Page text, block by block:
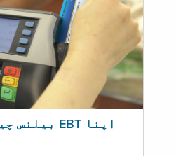
اپنا EBT بیلنس چیک کریں